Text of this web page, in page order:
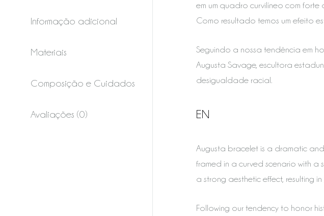
Informação adicional
Materiais
Composição e Cuidados
Avaliações (0)
em um quadro curvilíneo com
Como resultado temos um efeito
Seguindo a nossa tendência em
Augusta Savage, escultora
desigualdade racial.
EN
Augusta bracelet is a dramatic and
framed in a curved scenario with a
a strong aesthetic effect, resulting
Following our tendency to honor